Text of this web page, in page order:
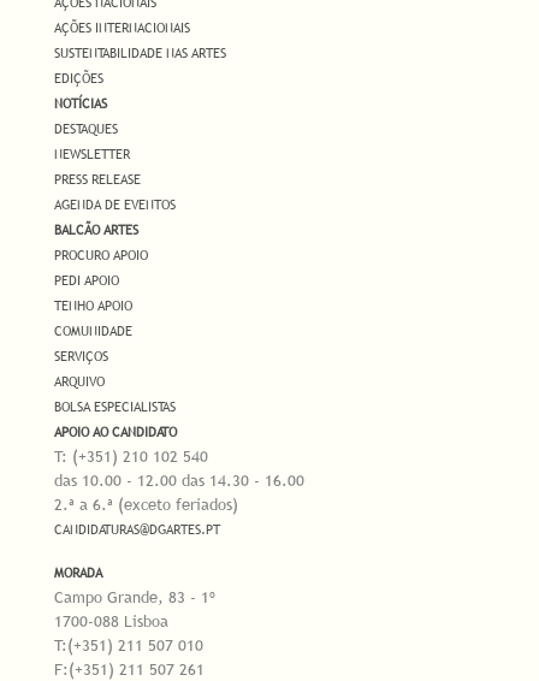
AÇÕES INTERNACIONAIS
SUSTENTABILIDADE NAS ARTES
EDIÇÕES
NOTÍCIAS
DESTAQUES
NEWSLETTER
PRESS RELEASE
AGENDA DE EVENTOS
BALCÃO ARTES
PROCURO APOIO
PEDI APOIO
TENHO APOIO
COMUNIDADE
SERVIÇOS
ARQUIVO
BOLSA ESPECIALISTAS
APOIO AO CANDIDATO
T: (+351) 210 102 540
das 10.00 - 12.00 das 14.30 - 16.00
2.ª a 6.ª (exceto feriados)
CANDIDATURAS@DGARTES.PT
MORADA
Campo Grande, 83 - 1º
1700-088 Lisboa
T:(+351) 211 507 010
F:(+351) 211 507 261